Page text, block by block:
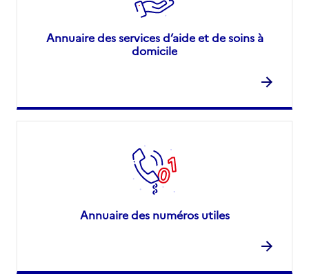
Annuaire des services d’aide et de soins à
domicile
Annuaire des numéros utiles